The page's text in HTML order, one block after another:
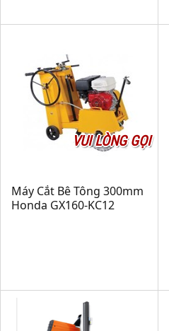
VUI LÒNG GỌI
Máy Cắt Bê Tông 300mm
Honda GX160-KC12